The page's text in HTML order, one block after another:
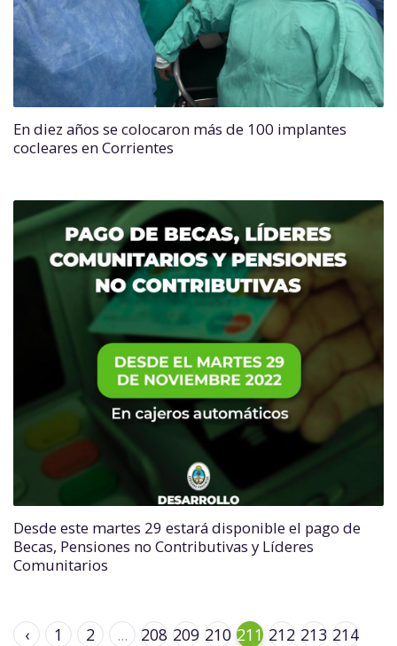
En diez años se colocaron más de 100 implantes
cocleares en Corrientes
Desde este martes 29 estará disponible el pago de
Becas, Pensiones no Contributivas y Líderes
Comunitarios
‹ 1 2 ... 208 209 210 211 212 213 214